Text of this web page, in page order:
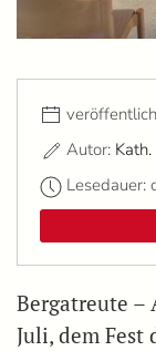
Autor:
Lesedauer:
Bergatreute –
Juli, dem Fest